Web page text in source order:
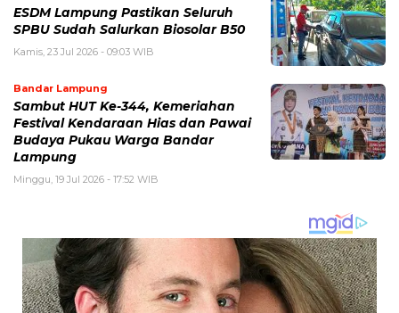
ESDM Lampung Pastikan Seluruh
SPBU Sudah Salurkan Biosolar B50
Kamis, 23 Jul 2026 - 09:03 WIB
Bandar Lampung
Sambut HUT Ke-344, Kemeriahan
Festival Kendaraan Hias dan Pawai
Budaya Pukau Warga Bandar
Lampung
Minggu, 19 Jul 2026 - 17:52 WIB